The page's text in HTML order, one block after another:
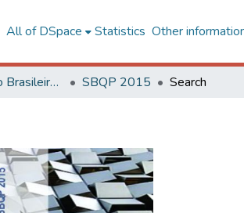
All of DSpace Statistics Other
SBQP - Simpósio Brasileiro de Qualidade do Projeto no Ambiente Construído SBQP 2015 Search